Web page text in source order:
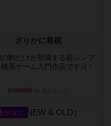
ざりかに将棋
の駒だけが登場する超シンプ
系ゲーム入門作品です♪(＾
約5時間前
やコツ